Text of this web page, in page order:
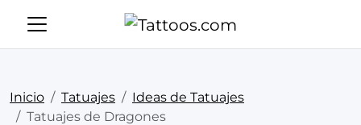
Inicio Tatuajes
Ideas de Tatuajes
Tatuajes de Dragones